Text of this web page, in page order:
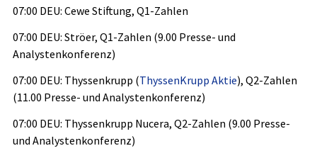
07:00 DEU: Cewe Stiftung, Q1-Zahlen
07:00 DEU: Ströer, Q1-Zahlen (9.00 Presse- und
Analystenkonferenz)
07:00 DEU: Thyssenkrupp (ThyssenKrupp Aktie), Q2-Zahlen
(11.00 Presse- und Analystenkonferenz)
07:00 DEU: Thyssenkrupp Nucera, Q2-Zahlen (9.00 Presse-
und Analystenkonferenz)